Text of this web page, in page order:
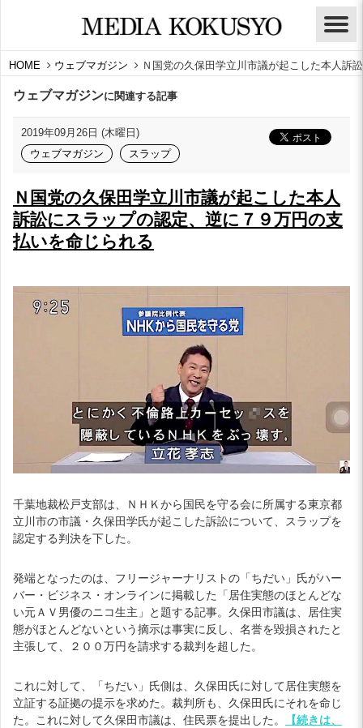
HOME ウェブマガジン Ｎ国党の久保田学立川市議が起こした本人訴
ウェブマガジンに関連する記事
2019年09月26日 (木曜日)
ウェブマガジン
スラップ
Ｎ国党の久保田学立川市議が起こした本人
訴訟にスラップの認定、逆に７９万円の支
払いを命じられる
千葉地裁松戸支部は、ＮＨＫから国民を守る会に所属する東京都
立川市の市議・久保田学氏が起こした訴訟について、スラップを
認定する判決を下した。
発端となったのは、フリージャーナリストの「ちだい」氏がハー
バー・ビジネス・オンラインに掲載した「居住実態のほとんどな
い元ＡＶ男優のニコ生主」と題する記事。久保田市議は、居住実
態がほとんどないという摘示は事実に反し、名誉を毀損されたと
主張して、２００万円を請求する裁判を超した。
これに対して、「ちだい」氏側は、久保田氏に対して居住実態を
立証する証拠の提示を求めた。裁判所も、久保田氏にそれを命じ
た。これに対して久保田市議は、住民票を提出した。
【続きは、